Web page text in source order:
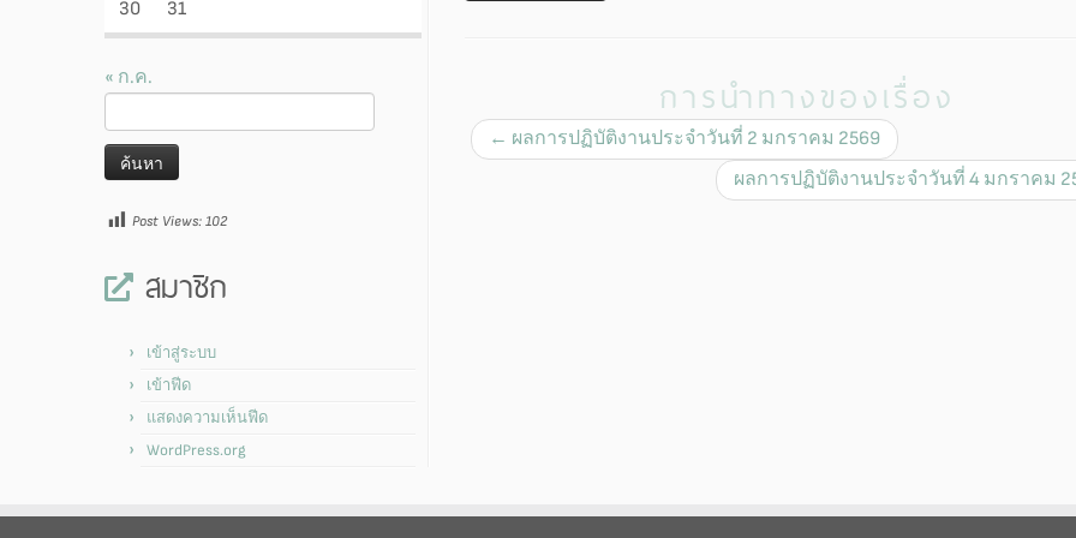
30 31
« ก.ค.
สำหรับ:
Post Views: 102
สมาชิก
เข้าสู่ระบบ
เข้าฟีด
แสดงความเห็นฟีด
WordPress.org
การนำทางของเรื่อง
← ผลการปฏิบัติงานประจำวันที่ 2 มกราคม 2569
ผลการปฏิบัติงานประจำวันที่ 4 มกราคม